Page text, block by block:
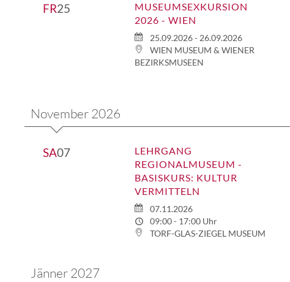
FR25
MUSEUMSEXKURSION
2026 - WIEN
25.09.2026 - 26.09.2026
WIEN MUSEUM & WIENER
BEZIRKSMUSEEN
November 2026
SA07
LEHRGANG
REGIONALMUSEUM -
BASISKURS: KULTUR
VERMITTELN
07.11.2026
09:00 - 17:00 Uhr
TORF-GLAS-ZIEGEL MUSEUM
Jänner 2027